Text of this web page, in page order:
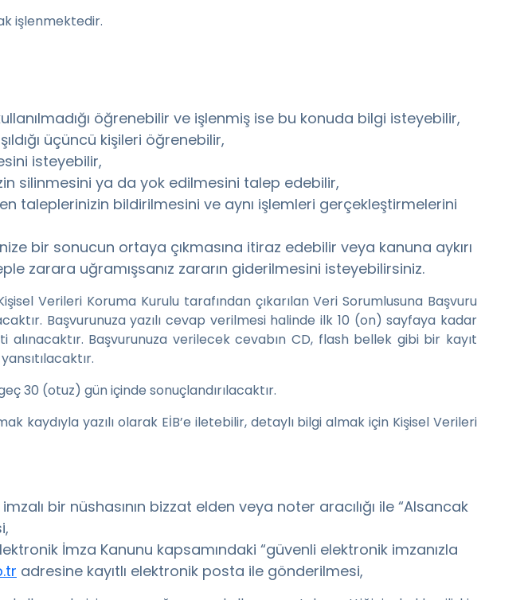
işlenmektedir.
öğrenebilir ve işlenmiş ise bu konuda bilgi isteyebilir,
üçüncü kişileri öğrenebilir,
isteyebilir,
silinmesini ya da yok edilmesini talep edebilir,
taleplerinizin bildirilmesini ve aynı işlemleri gerçekleştirmelerini
bir sonucun ortaya çıkmasına itiraz edebilir veya kanuna aykırı
zarara uğramışsanız zararın giderilmesini isteyebilirsiniz.
Verileri Koruma Kurulu tarafından çıkarılan Veri Sorumlusuna Başvuru
Başvurunuza yazılı cevap verilmesi halinde ilk 10 (on) sayfaya kadar
Başvurunuza verilecek cevabın CD, flash bellek gibi bir kayıt
30 (otuz) gün içinde sonuçlandırılacaktır.
kaydıyla yazılı olarak EİB’e iletebilir, detaylı bilgi almak için Kişisel Verileri
bir nüshasının bizzat elden veya noter aracılığı ile “Alsancak
İmza Kanunu kapsamındaki “güvenli elektronik imzanızla
adresine kayıtlı elektronik posta ile gönderilmesi,